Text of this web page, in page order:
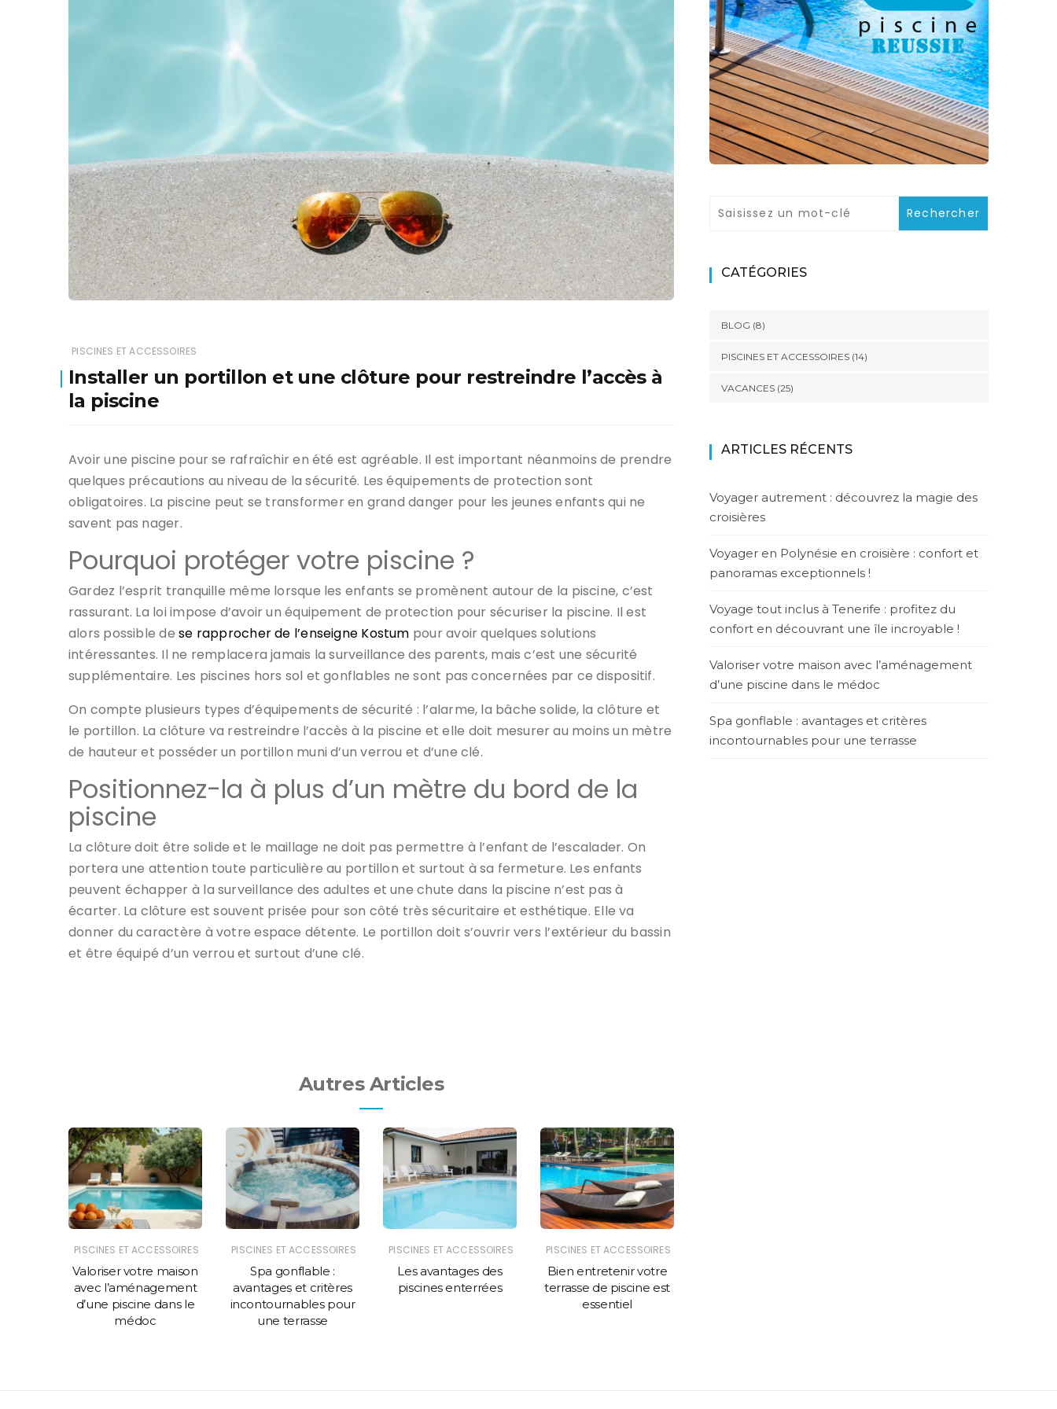
PISCINES ET ACCESSOIRES
Installer un portillon et une clôture pour restreindre l’accès à
la piscine
Avoir une piscine pour se rafraîchir en été est agréable. Il est important néanmoins de prendre
quelques précautions au niveau de la sécurité. Les équipements de protection sont
obligatoires. La piscine peut se transformer en grand danger pour les jeunes enfants qui ne
savent pas nager.
Pourquoi protéger votre piscine ?
Gardez l’esprit tranquille même lorsque les enfants se promènent autour de la piscine, c’est
rassurant. La loi impose d’avoir un équipement de protection pour sécuriser la piscine. Il est
alors possible dese rapprocher de l’enseigne Kostum pour avoir quelques solutions
intéressantes. Il ne remplacera jamais la surveillance des parents, mais c’est une sécurité
supplémentaire. Les piscines hors sol et gonflables ne sont pas concernées par ce dispositif.
On compte plusieurs types d’équipements de sécurité : l’alarme, la bâche solide, la clôture et
le portillon. La clôture va restreindre l’accès à la piscine et elle doit mesurer au moins un mètre
de hauteur et posséder un portillon muni d’un verrou et d’une clé.
Positionnez-la à plus d’un mètre du bord de la
piscine
La clôture doit être solide et le maillage ne doit pas permettre à l’enfant de l’escalader. On
portera une attention toute particulière au portillon et surtout à sa fermeture. Les enfants
peuvent échapper à la surveillance des adultes et une chute dans la piscine n’est pas à
écarter. La clôture est souvent prisée pour son côté très sécuritaire et esthétique. Elle va
donner du caractère à votre espace détente. Le portillon doit s’ouvrir vers l’extérieur du bassin
et être équipé d’un verrou et surtout d’une clé.
Autres Articles
PISCINES ET ACCESSOIRES
Valoriser votre maison
avec l’aménagement
d’une piscine dans le
médoc
PISCINES ET ACCESSOIRES
Spa gonflable :
avantages et critères
incontournables pour
une terrasse
PISCINES ET ACCESSOIRES
Les avantages des
piscines enterrées
PISCINES ET ACCESSOIRES
Bien entretenir votre
terrasse de piscine est
essentiel
CATÉGORIES
BLOG (8)
PISCINES ET ACCESSOIRES (14)
VACANCES (25)
ARTICLES RÉCENTS
Voyager autrement : découvrez la magie des
croisières
Voyager en Polynésie en croisière : confort et
panoramas exceptionnels !
Voyage tout inclus à Tenerife : profitez du
confort en découvrant une île incroyable !
Valoriser votre maison avec l’aménagement
d’une piscine dans le médoc
Spa gonflable : avantages et critères
incontournables pour une terrasse